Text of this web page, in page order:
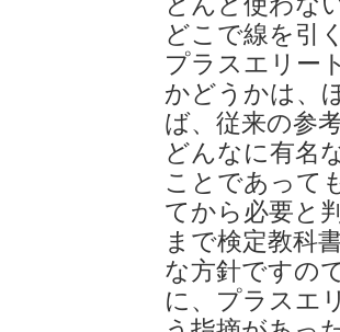
どこで線を引
プラスエリー
かどうかは、
ば、従来の参
どんなに有名
ことであって
てから必要と
まで検定教科
な方針ですの
に、プラスエ